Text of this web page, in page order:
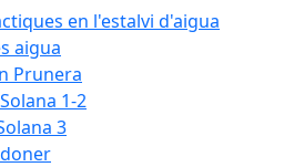
en l'estalvi d'aigua
aigua
Prunera
1-2
3